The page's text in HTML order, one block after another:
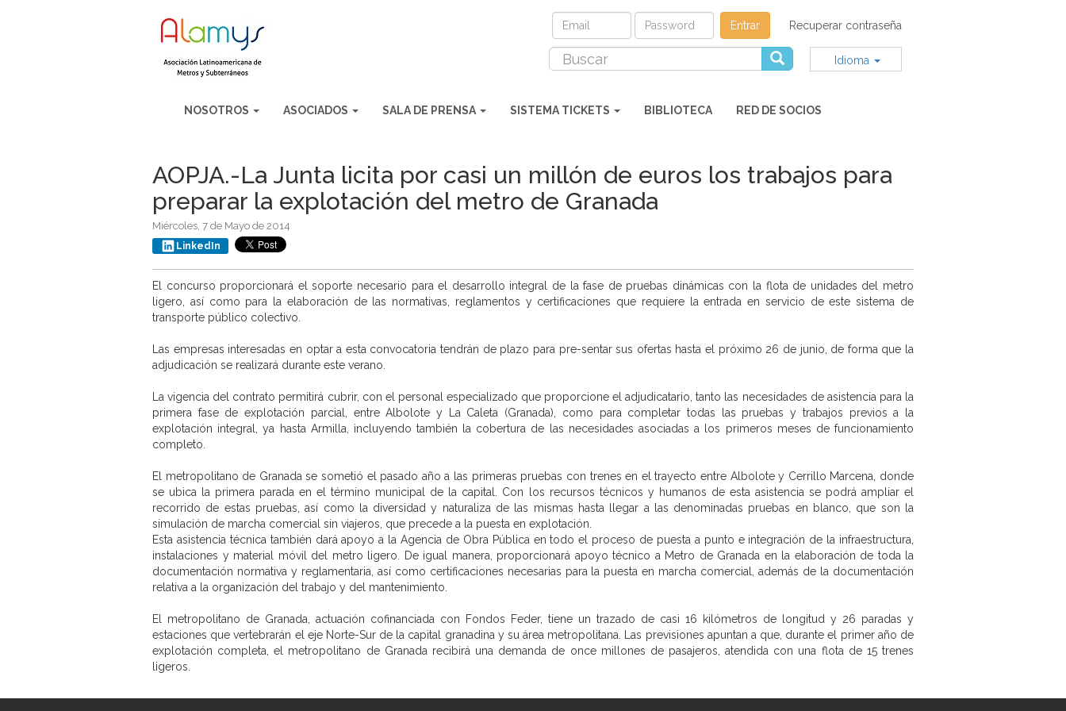
Entrar Recuperar contraseña
Idioma
NOSOTROS ASOCIADOS SALA DE PRENSA SISTEMA TICKETS BIBLIOTECA RED DE SOCIOS
AOPJA.-La Junta licita por casi un millón de euros los trabajos para
preparar la explotación del metro de Granada
Miércoles, 7 de Mayo de 2014
LinkedIn
El concurso proporcionará el soporte necesario para el desarrollo integral de la fase de pruebas dinámicas con la flota de unidades del metro
ligero, así como para la elaboración de las normativas, reglamentos y certificaciones que requiere la entrada en servicio de este sistema de
transporte público colectivo.
Las empresas interesadas en optar a esta convocatoria tendrán de plazo para pre-sentar sus ofertas hasta el próximo 26 de junio, de forma que la
adjudicación se realizará durante este verano.
La vigencia del contrato permitirá cubrir, con el personal especializado que proporcione el adjudicatario, tanto las necesidades de asistencia para la
primera fase de explotación parcial, entre Albolote y La Caleta (Granada), como para completar todas las pruebas y trabajos previos a la
explotación integral, ya hasta Armilla, incluyendo también la cobertura de las necesidades asociadas a los primeros meses de funcionamiento
completo.
El metropolitano de Granada se sometió el pasado año a las primeras pruebas con trenes en el trayecto entre Albolote y Cerrillo Marcena, donde
se ubica la primera parada en el término municipal de la capital. Con los recursos técnicos y humanos de esta asistencia se podrá ampliar el
recorrido de estas pruebas, así como la diversidad y naturaliza de las mismas hasta llegar a las denominadas pruebas en blanco, que son la
simulación de marcha comercial sin viajeros, que precede a la puesta en explotación.
Esta asistencia técnica también dará apoyo a la Agencia de Obra Pública en todo el proceso de puesta a punto e integración de la infraestructura,
instalaciones y material móvil del metro ligero. De igual manera, proporcionará apoyo técnico a Metro de Granada en la elaboración de toda la
documentación normativa y reglamentaria, así como certificaciones necesarias para la puesta en marcha comercial, además de la documentación
relativa a la organización del trabajo y del mantenimiento.
El metropolitano de Granada, actuación cofinanciada con Fondos Feder, tiene un trazado de casi 16 kilómetros de longitud y 26 paradas y
estaciones que vertebrarán el eje Norte-Sur de la capital granadina y su área metropolitana. Las previsiones apuntan a que, durante el primer año de
explotación completa, el metropolitano de Granada recibirá una demanda de once millones de pasajeros, atendida con una flota de 15 trenes
ligeros.